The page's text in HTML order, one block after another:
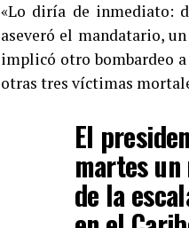
«Lo diría de inmediato:
aseveró el mandatario,
implicó otro bombardeo
otras tres víctimas
El
martes un
de la